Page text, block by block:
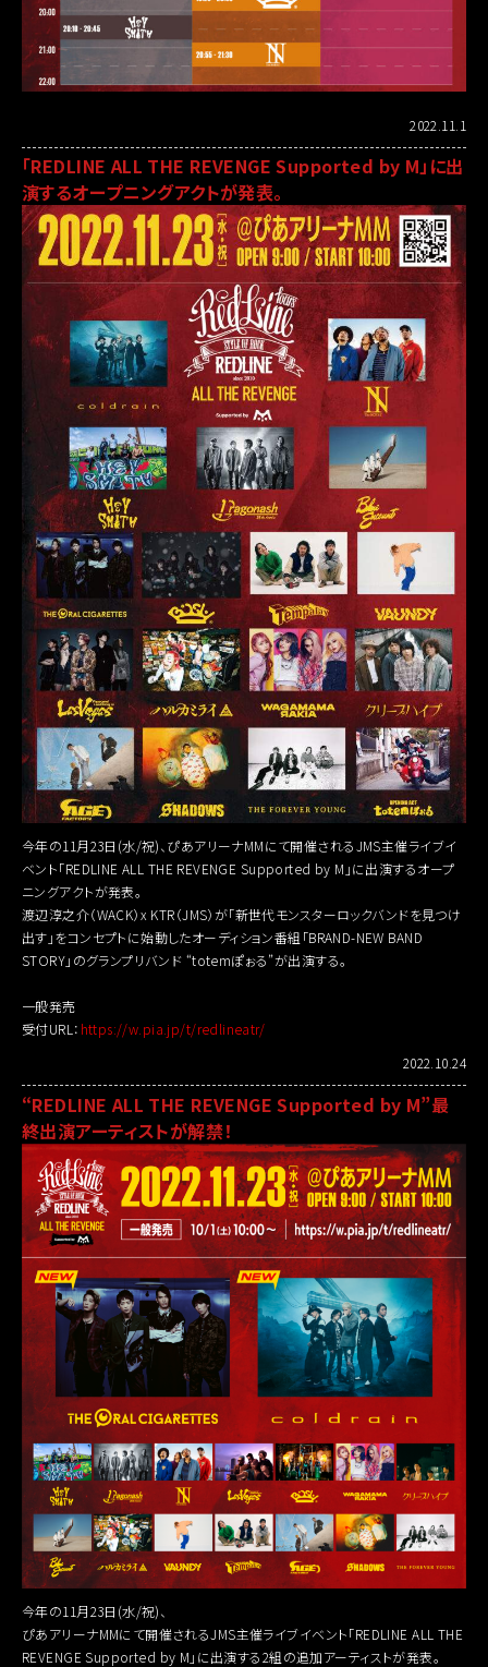
2022.11.1
「REDLINE ALL THE REVENGE Supported by M」に出
演するオープニングアクトが発表。
今年の11月23日(水/祝)、ぴあアリーナMMにて開催されるJMS主催ライブイ
ベント「REDLINE ALL THE REVENGE Supported by M」に出演するオープ
ニングアクトが発表。
渡辺淳之介（WACK）x KTR（JMS）が「新世代モンスターロックバンドを見つけ
出す」をコンセプトに始動したオーディション番組「BRAND-NEW BAND
STORY」のグランプリバンド “totemぽぉる”が出演する。
一般発売
受付URL： https://w.pia.jp/t/redlineatr/
2022.10.24
“REDLINE ALL THE REVENGE Supported by M”最
終出演アーティストが解禁！
今年の11月23日(水/祝)、
ぴあアリーナMMにて開催されるJMS主催ライブイベント「REDLINE ALL THE
REVENGE Supported by M」に出演する2組の追加アーティストが発表。